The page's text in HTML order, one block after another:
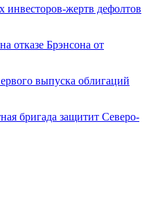
инвесторов-жертв дефолтов
отказе Брэнсона от
выпуска облигаций
бригада защитит Северо-